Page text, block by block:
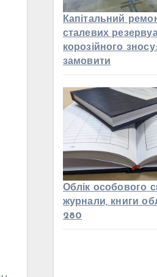
Капітальний
сталевих
корозійного
замовити
Облік особового
журнали, книги
280